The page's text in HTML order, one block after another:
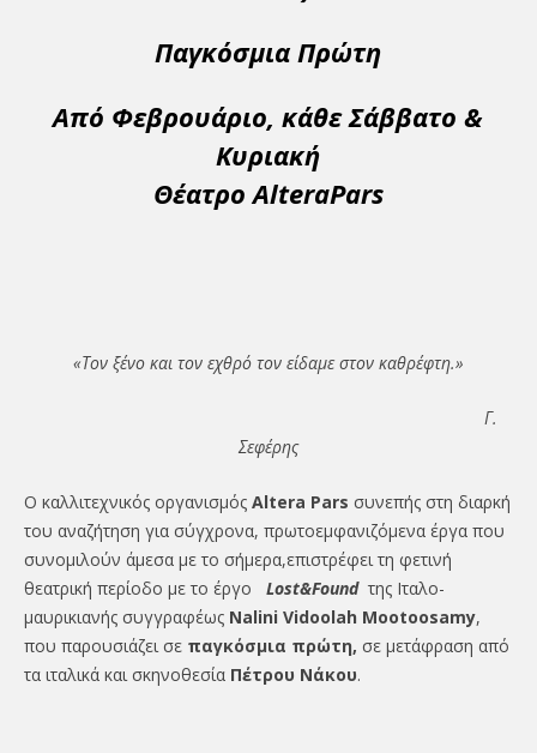
Παγκόσμια Πρώτη
Από Φεβρουάριο,κάθε Σάββατο &
Κυριακή
ΘέατροAlteraPars
«Τον ξένο και τον εχθρό τον είδαμε στον καθρέφτη.»
Γ.
Σεφέρης
Ο καλλιτεχνικός οργανισμός Altera Pars συνεπής στη διαρκή
του αναζήτηση για σύγχρονα, πρωτοεμφανιζόμενα έργα που
συνομιλούν άμεσα με το σήμερα,επιστρέφει τη φετινή
θεατρική περίοδο με το έργο Lost&Found της Ιταλο-
μαυρικιανής συγγραφέως Nalini Vidoolah Mootoosamy,
που παρουσιάζει σε παγκόσμια πρώτη, σε μετάφραση από
τα ιταλικά και σκηνοθεσία Πέτρου Νάκου.